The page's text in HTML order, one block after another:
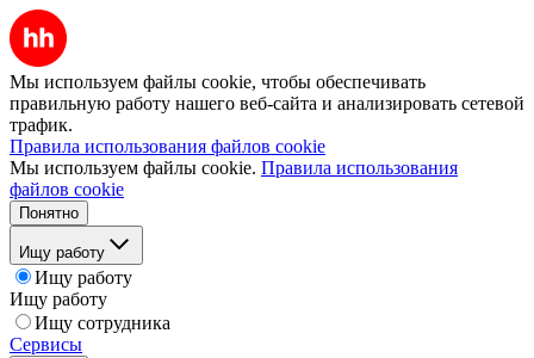
Мы используем файлы cookie, чтобы обеспечивать
правильную работу нашего веб-сайта и анализировать сетевой
трафик.
Правила использования файлов cookie
Мы используем файлы cookie. Правила использования
файлов cookie
Понятно
Ищу работу
Ищу работу
Ищу работу
Ищу сотрудника
Сервисы